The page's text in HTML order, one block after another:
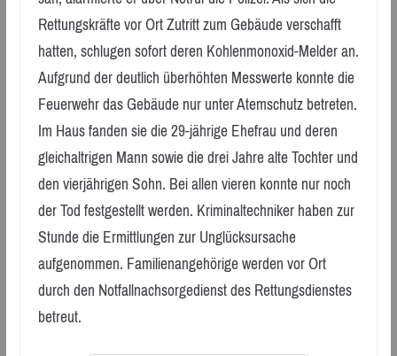
Rettungskräfte vor Ort Zutritt zum Gebäude verschafft
hatten, schlugen sofort deren Kohlenmonoxid-Melder an.
Aufgrund der deutlich überhöhten Messwerte konnte die
Feuerwehr das Gebäude nur unter Atemschutz betreten.
Im Haus fanden sie die 29-jährige Ehefrau und deren
gleichaltrigen Mann sowie die drei Jahre alte Tochter und
den vierjährigen Sohn. Bei allen vieren konnte nur noch
der Tod festgestellt werden. Kriminaltechniker haben zur
Stunde die Ermittlungen zur Unglücksursache
aufgenommen. Familienangehörige werden vor Ort
durch den Notfallnachsorgedienst des Rettungsdienstes
betreut.